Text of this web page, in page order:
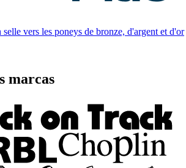
selle vers les poneys de bronze, d'argent et d'or
marcas